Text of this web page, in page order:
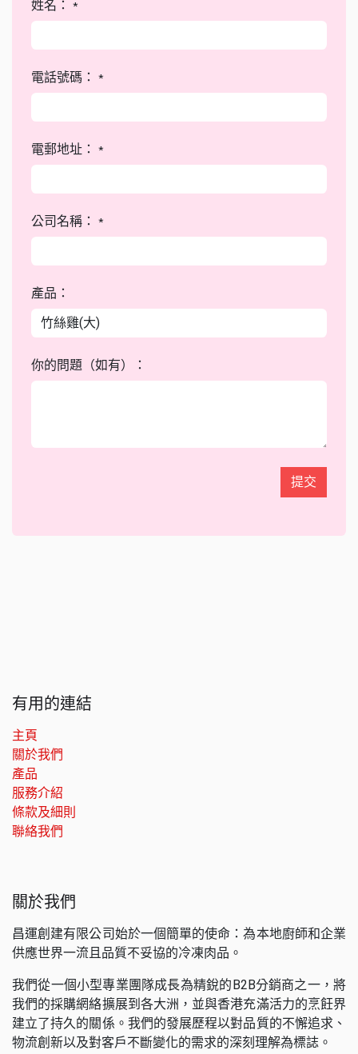
姓名： *
電話號碼： *
電郵地址： *
公司名稱： *
產品：
你的問題（如有）：
提交
有用的連結
主頁
關於我們
產品
服務介紹
條款及細則
聯絡我們
關於我們
昌運創建有限公司始於一個簡單的使命：為本地廚師和企業
供應世界一流且品質不妥協的冷凍肉品。
我們從一個小型專業團隊成長為精銳的B2B分銷商之一，將
我們的採購網絡擴展到各大洲，並與香港充滿活力的烹飪界
建立了持久的關係。我們的發展歷程以對品質的不懈追求、
物流創新以及對客戶不斷變化的需求的深刻理解為標誌。